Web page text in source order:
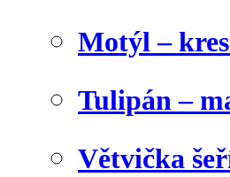
Motýl –
Tulipán –
Větvička